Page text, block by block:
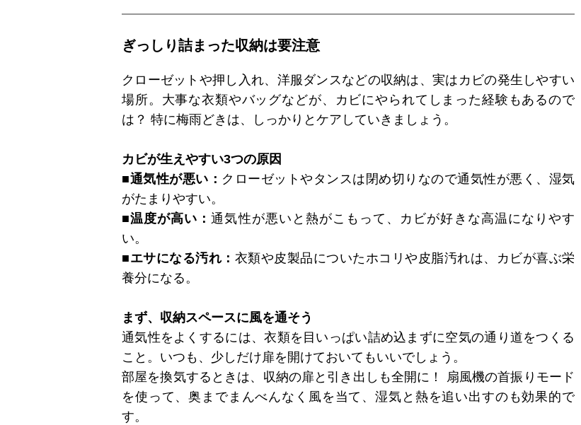
ぎっしり詰まった収納は要注意
クローゼットや押し入れ、洋服ダンスなどの収納は、実はカビの発生しやすい
場所。大事な衣類やバッグなどが、カビにやられてしまった経験もあるので
は？ 特に梅雨どきは、しっかりとケアしていきましょう。
カビが生えやすい3つの原因
■通気性が悪い： クローゼットやタンスは閉め切りなので通気性が悪く、湿気
がたまりやすい。
■温度が高い：通気性が悪いと熱がこもって、カビが好きな高温になりやす
い。
■エサになる汚れ： 衣類や皮製品についたホコリや皮脂汚れは、カビが喜ぶ栄
養分になる。
まず、収納スペースに風を通そう
通気性をよくするには、衣類を目いっぱい詰め込まずに空気の通り道をつくる
こと。いつも、少しだけ扉を開けておいてもいいでしょう。
部屋を換気するときは、収納の扉と引き出しも全開に！ 扇風機の首振りモード
を使って、奥までまんべんなく風を当て、湿気と熱を追い出すのも効果的で
す。